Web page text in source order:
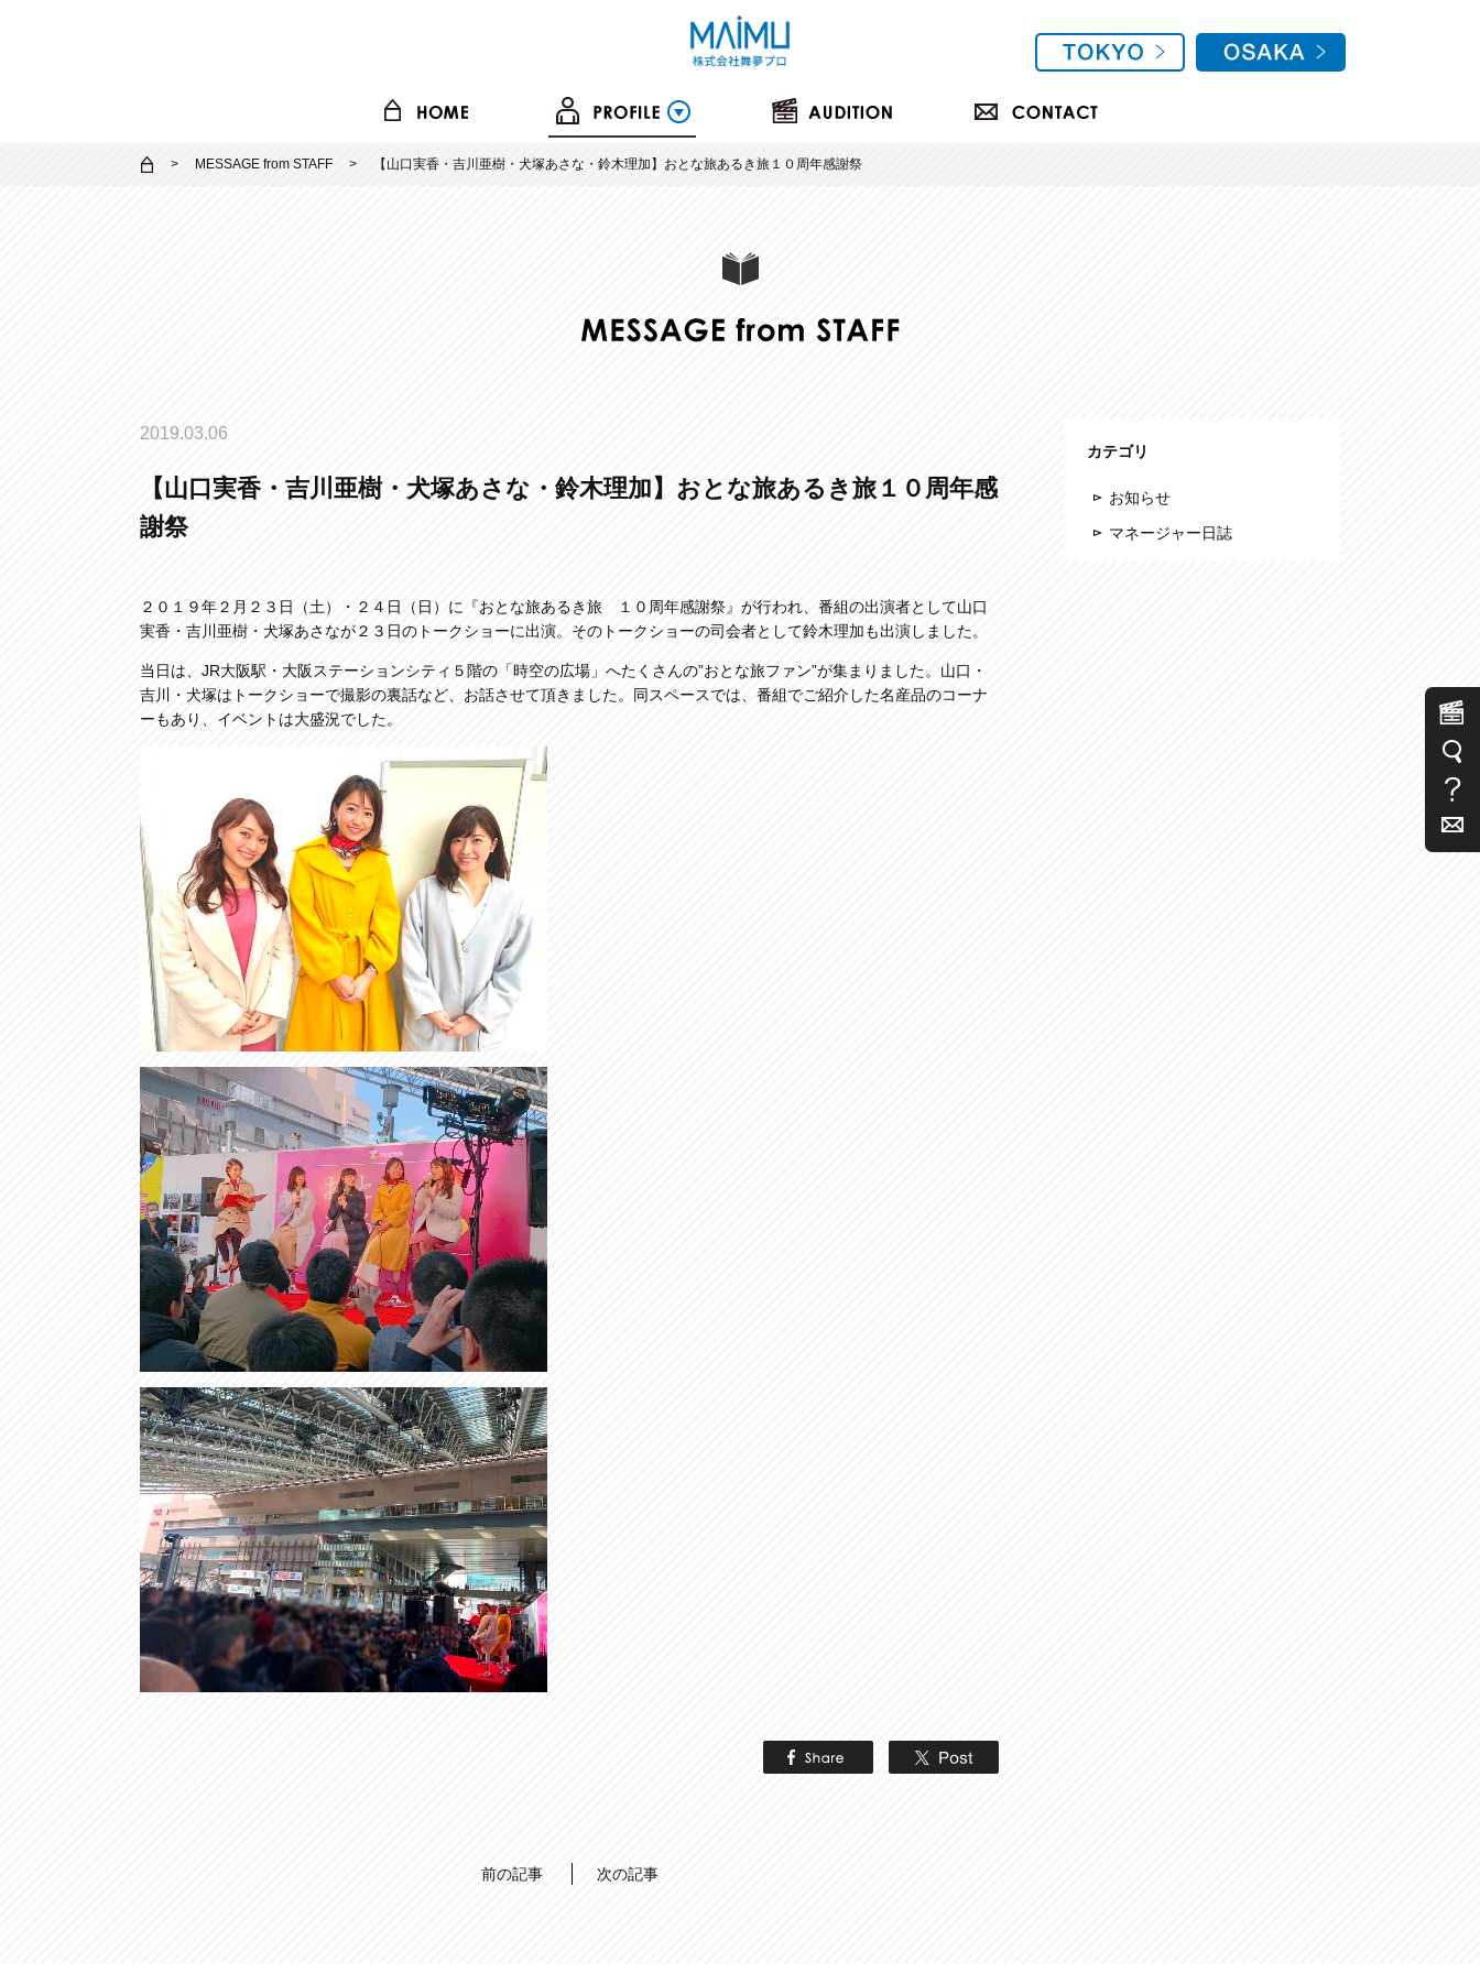
MESSAGE from STAFF 【山口実香・吉川亜樹・犬塚あさな・鈴木理加】おとな旅あるき旅１０周年感謝祭
2019.03.06
【山口実香・吉川亜樹・犬塚あさな・鈴木理加】おとな旅あるき旅１０周年感
謝祭
２０１９年２月２３日（土）・２４日（日）に『おとな旅あるき旅 １０周年感謝祭』が行われ、番組の出演者として山口
実香・吉川亜樹・犬塚あさなが２３日のトークショーに出演。そのトークショーの司会者として鈴木理加も出演しました。
当日は、JR大阪駅・大阪ステーションシティ５階の「時空の広場」へたくさんの”おとな旅ファン”が集まりました。山口・
吉川・犬塚はトークショーで撮影の裏話など、お話させて頂きました。同スペースでは、番組でご紹介した名産品のコーナ
ーもあり、イベントは大盛況でした。
前の記事 次の記事
カテゴリ
お知らせ
マネージャー日誌